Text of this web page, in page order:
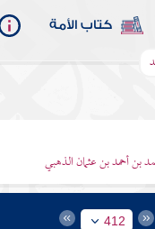
كتاب الأمة
أحمد بن عثمان الذهبي
412